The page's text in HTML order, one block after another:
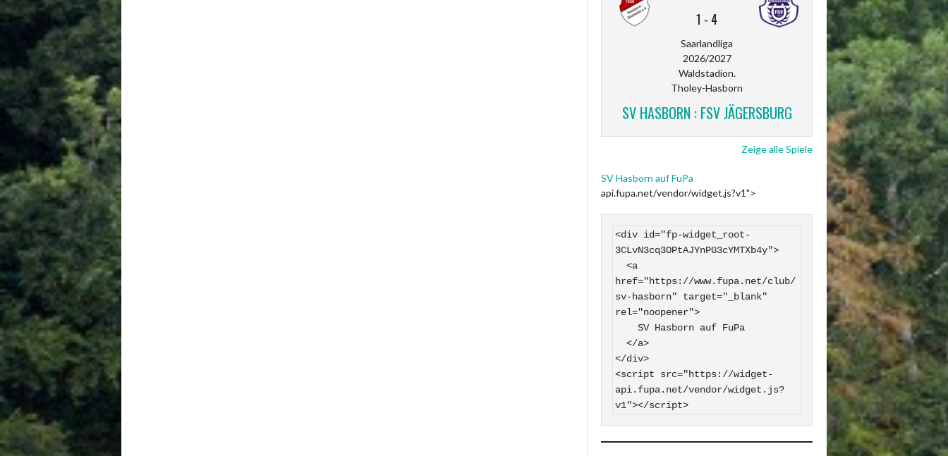
1 - 4
Saarlandliga
2026/2027
Waldstadion.
Tholey-Hasborn
SV HASBORN : FSV JÄGERSBURG
Zeige alle Spiele
SV Hasborn auf FuPa
api.fupa.net/vendor/widget.js?v1">
<div id="fp-widget_root-
3CLvN3cq3OPtAJYnPG3cYMTXb4y">
href="https://www.fupa.net/club/
sv-hasborn" target="_blank"
rel="noopener">
</div>
<script src="https://widget-
api.fupa.net/vendor/widget.js?
v1"></script>